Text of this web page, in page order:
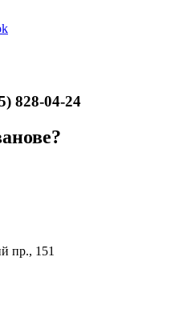
828-04-24
пр., 151